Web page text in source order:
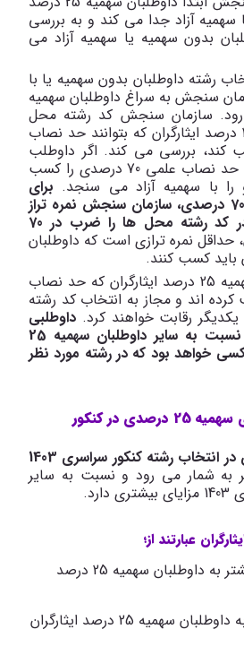
با سهمیه آزاد جدا می کند و به بررسی
بدون سهمیه یا سهمیه آزاد می
رشته داوطلبان بدون سهمیه یا با
سنجش به سراغ داوطلبان سهمیه
رود. سازمان سنجش کد رشته محل
های داوطلبان سهمیه 25 درصد ایثارگران که بتوانند حد نصاب
کسب کند، بررسی می کند. اگر داوطلب
سهمیه 25 درصدی نتواند حد نصاب علمی 70 درصدی را کسب
با سهمیه آزاد می سنجد. برای
بررسی حد نصاب علمی 70 درصدی، سازمان سنجش نمره تراز
آخرین فرد قبول شده در کد رشته محل ها را ضرب در 70
نمره ترازی است که داوطلبان
مرحله سوم؛ داوطلبان سهمیه 25 درصد ایثارگران که حد نصاب
کرده اند و مجاز به انتخاب کد رشته
رقابت خواهند کرد. داوطلبی
که بالاترین نمره تراز را نسبت به سایر داوطلبان سهمیه 25
خواهد بود که در رشته مورد نظر
نتیجه گیری و جمع بندی سهمیه 25 درصدی در کنکور
به شمار می رود و نسبت به سایر
اختصاص سهمیه های بیشتر به داوطلبان سهمیه 25 درصد
اختصاص ظرفیت بیشتر به داوطلبان سهمیه 25 درصد ایثارگران